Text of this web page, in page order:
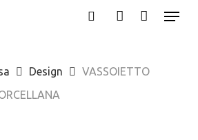
Menu
Design
VASSOIETTO